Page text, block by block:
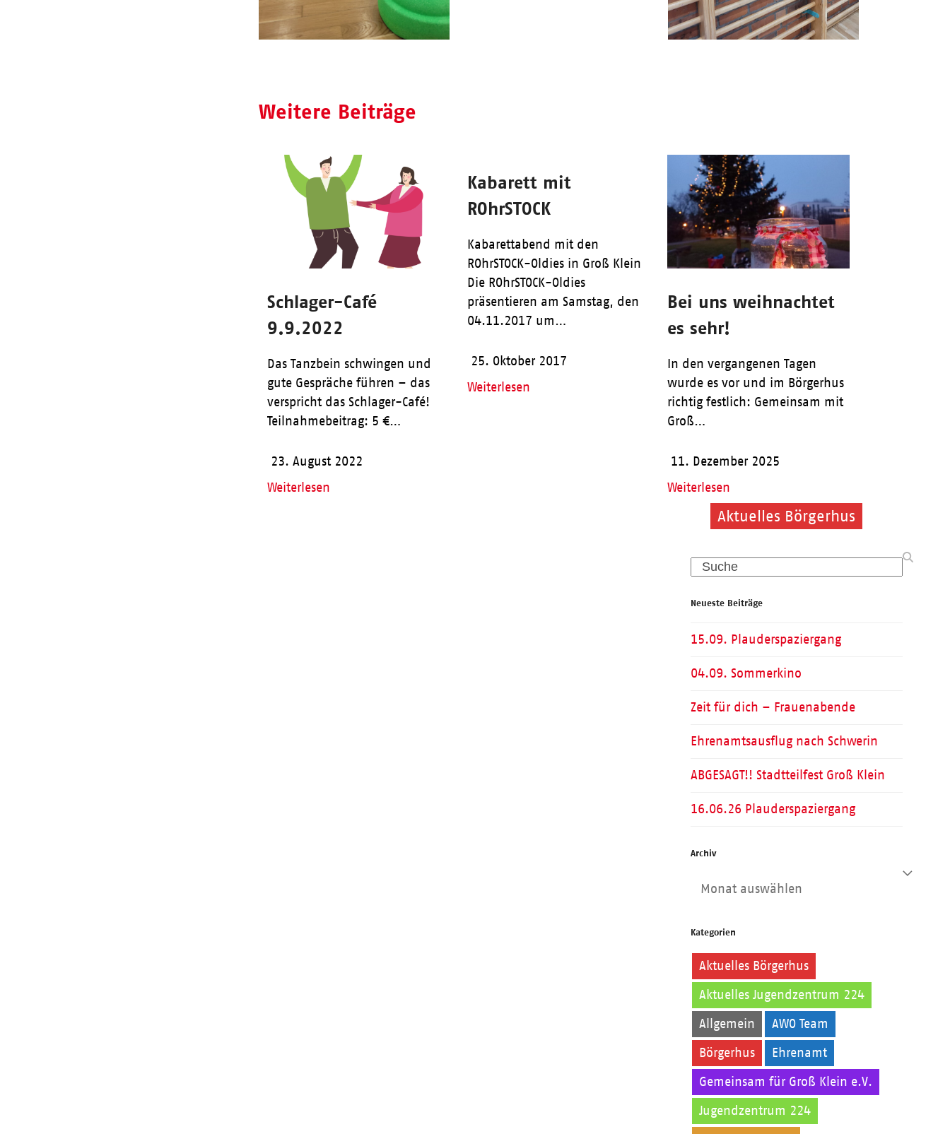
Weitere Beiträge
Aktuelles Börgerhus
Schlager-Café
9.9.2022
Das Tanzbein schwingen und
gute Gespräche führen – das
verspricht das Schlager-Café!
Teilnahmebeitrag: 5 €…
23. August 2022
Weiterlesen
Kabarett mit
ROhrSTOCK
Kabarettabend mit den
ROhrSTOCK-Oldies in Groß Klein
Die ROhrSTOCK-Oldies
präsentieren am Samstag, den
04.11.2017 um…
25. Oktober 2017
Weiterlesen
Aktuelles Börgerhus
Bei uns weihnachtet
es sehr!
In den vergangenen Tagen
wurde es vor und im Börgerhus
richtig festlich: Gemeinsam mit
Groß…
11. Dezember 2025
Weiterlesen
Search
Neueste Beiträge
15.09. Plauderspaziergang
04.09. Sommerkino
Zeit für dich – Frauenabende
Ehrenamtsausflug nach Schwerin
ABGESAGT!! Stadtteilfest Groß Klein
16.06.26 Plauderspaziergang
Archiv
Archiv
Kategorien
Aktuelles Börgerhus
Aktuelles Jugendzentrum 224
Allgemein AWO Team
Börgerhus Ehrenamt
Gemeinsam für Groß Klein e.V.
Jugendzentrum 224